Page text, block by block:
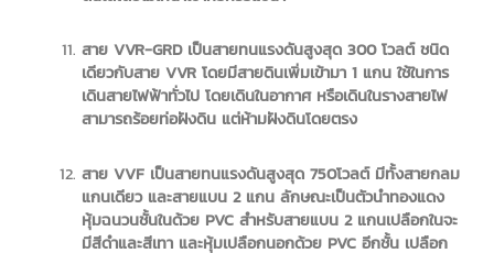
สาย VVR-GRD เป็นสายทนแรงดันสูงสุด 300 โวลต์ ชนิด
เดียวกับสาย VVR โดยมีสายดินเพิ่มเข้ามา 1 แกน ใช้ในการ
เดินสายไฟฟ้าทั่วไป โดยเดินในอากาศ หรือเดินในรางสายไฟ
สามารถร้อยท่อฝังดิน แต่ห้ามฝังดินโดยตรง
สาย VVF เป็นสายทนแรงดันสูงสุด 750โวลต์ มีทั้งสายกลม
แกนเดียว และสายแบน 2 แกน ลักษณะเป็นตัวนำทองแดง
หุ้มฉนวนชั้นในด้วย PVC สำหรับสายแบน 2 แกนเปลือกในจะ
มีสีดำและสีเทา และหุ้มเปลือกนอกด้วย PVC อีกชั้น เปลือก